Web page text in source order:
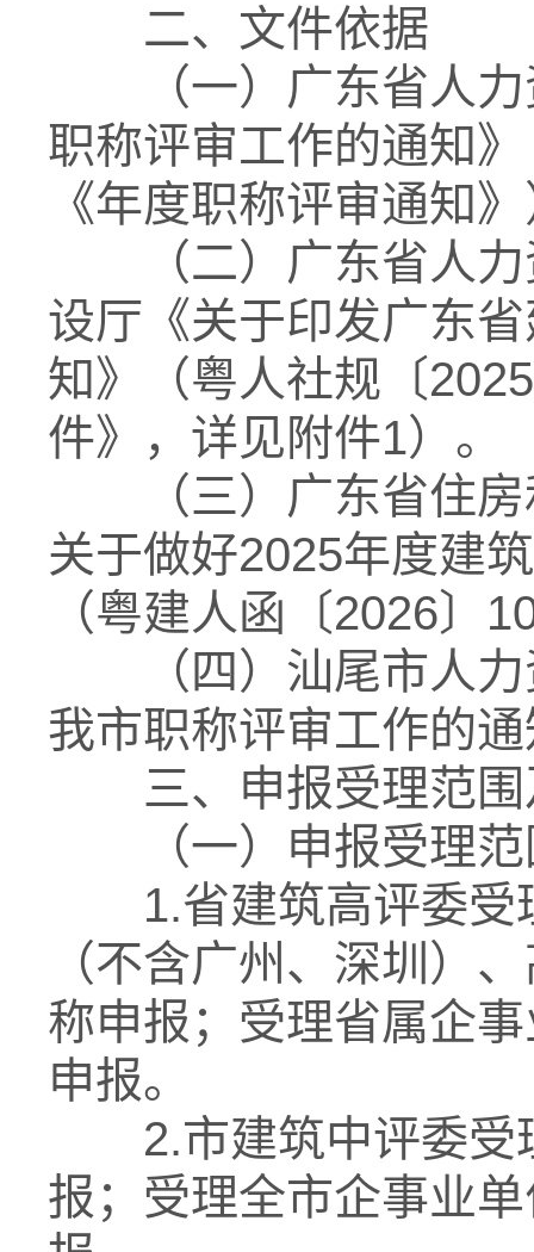
二、文件依据
（一）广东省人力
职称评审工作的通知
《年度职称评审通知
（二）广东省人力
设厅《关于印发广东
知》（粤人社规〔
件》，详见附件1）。
（三）广东省住房
关于做好2025年度建
（粤建人函〔2026〕
（四）汕尾市人力
我市职称评审工作的
三、申报受理范围
（一）申报受理范
1.省建筑高评委受
（不含广州、深圳）
称申报；受理省属企
申报。
2.市建筑中评委受
报；受理全市企事业